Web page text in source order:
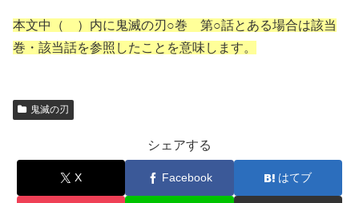
本文中（ ）内に鬼滅の刃○巻 第○話とある場合は該当
巻・該当話を参照したことを意味します。
鬼滅の刃
シェアする
X Facebook はてブ